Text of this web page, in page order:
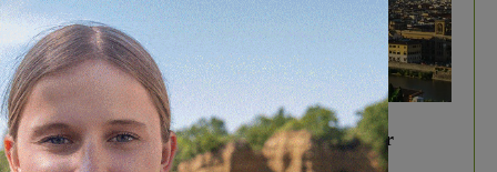
In vetrina 6 Agosto 2026
Gita di famiglia a Firenze: 5 idee per far
divertire i tuoi figli